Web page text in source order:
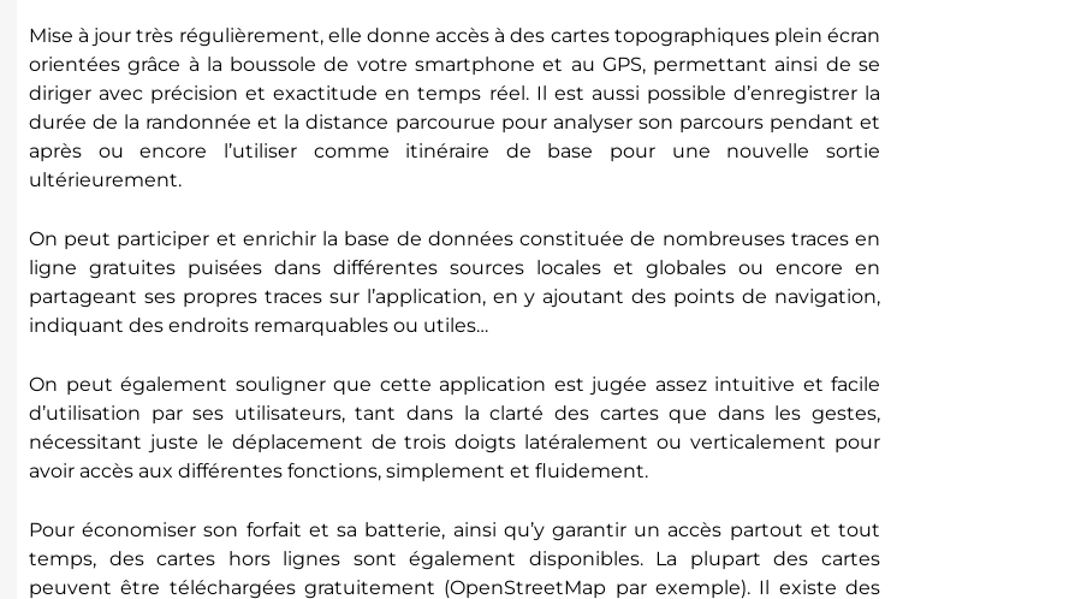
Mise à jour très régulièrement, elle donne accès à des cartes topographiques plein écran
orientées grâce à la boussole de votre smartphone et au GPS, permettant ainsi de se
diriger avec précision et exactitude en temps réel. Il est aussi possible d’enregistrer la
durée de la randonnée et la distance parcourue pour analyser son parcours pendant et
après ou encore l’utiliser comme itinéraire de base pour une nouvelle sortie
ultérieurement.
On peut participer et enrichir la base de données constituée de nombreuses traces en
ligne gratuites puisées dans différentes sources locales et globales ou encore en
partageant ses propres traces sur l’application, en y ajoutant des points de navigation,
indiquant des endroits remarquables ou utiles…
On peut également souligner que cette application est jugée assez intuitive et facile
d’utilisation par ses utilisateurs, tant dans la clarté des cartes que dans les gestes,
nécessitant juste le déplacement de trois doigts latéralement ou verticalement pour
avoir accès aux différentes fonctions, simplement et fluidement.
Pour économiser son forfait et sa batterie, ainsi qu’y garantir un accès partout et tout
temps, des cartes hors lignes sont également disponibles. La plupart des cartes
peuvent être téléchargées gratuitement (OpenStreetMap par exemple). Il existe des